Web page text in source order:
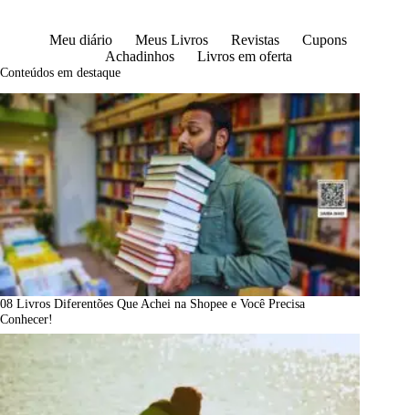
Meu diário Meus Livros Revistas
Cupons
Achadinhos
Livros em oferta
Conteúdos em destaque
08 Livros Diferentões Que Achei na Shopee e Você Precisa
Conhecer!